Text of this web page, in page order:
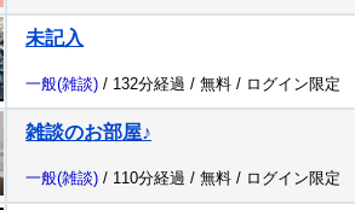
未記入
一般(雑談) / 132分経過 / 無料 / ログイン限定
雑談のお部屋♪
一般(雑談) / 110分経過 / 無料 / ログイン限定